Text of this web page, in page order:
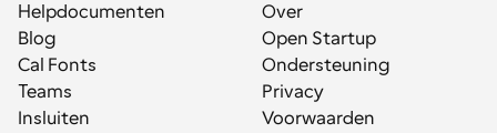
Helpdocumenten
Blog
Cal Fonts
Teams
Insluiten
Over
Open Startup
Ondersteuning
Privacy
Voorwaarden